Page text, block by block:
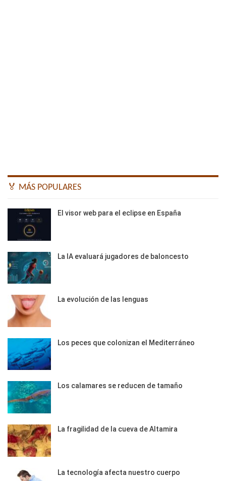
🏅 MÁS POPULARES
El visor web para el eclipse en España
La IA evaluará jugadores de baloncesto
La evolución de las lenguas
Los peces que colonizan el Mediterráneo
Los calamares se reducen de tamaño
La fragilidad de la cueva de Altamira
La tecnología afecta nuestro cuerpo